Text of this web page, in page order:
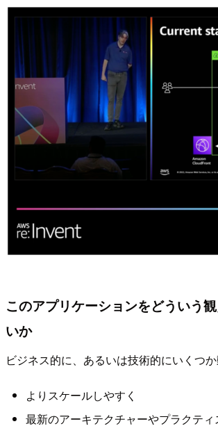
このアプリケーションをどういう
いか
ビジネス的に、あるいは技術的にいくつ
よりスケールしやすく
最新のアーキテクチャーやプラクティ